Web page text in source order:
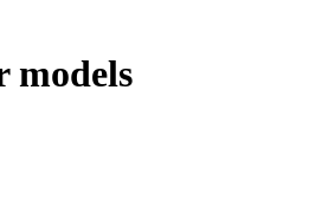
models